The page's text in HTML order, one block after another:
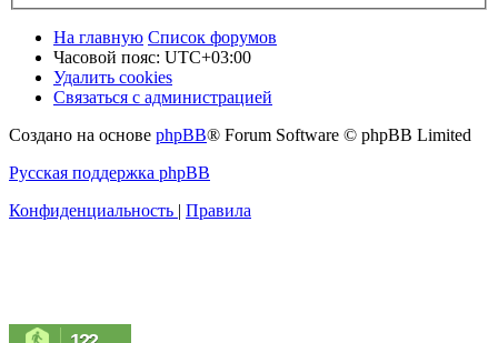
На главную Список форумов
Часовой пояс: UTC+03:00
Удалить cookies
Связаться с администрацией
Создано на основе phpBB® Forum Software © phpBB Limited
Русская поддержка phpBB
Конфиденциальность | Правила